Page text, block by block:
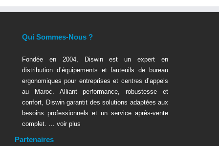
Qui Sommes-Nous ?
Fondée en 2004, Diswin est un expert en
distribution d’équipements et fauteuils de bureau
ergonomiques pour entreprises et centres d’appels
au Maroc. Alliant performance, robustesse et
confort, Diswin garantit des solutions adaptées aux
besoins professionnels et un service après-vente
complet. … voir plus
Partenaires